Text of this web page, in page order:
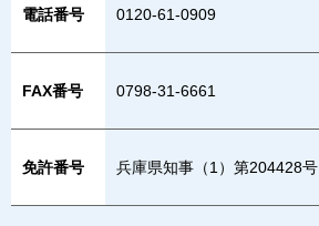
電話番号 0120-61-0909
FAX番号 0798-31-6661
免許番号 兵庫県知事（1）第204428号